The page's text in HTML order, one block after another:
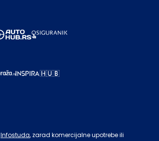
Infostuda, zarad komercijalne upotrebe ili